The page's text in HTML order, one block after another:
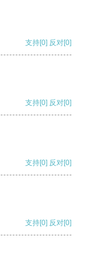
支持[0] 反对[0]
支持[0] 反对[0]
支持[0] 反对[0]
支持[0] 反对[0]